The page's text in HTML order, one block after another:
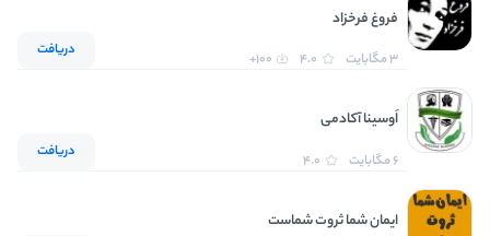
فروغ فرخزاد
3 مگابایت 4.0
100+ دریافت
اَوسینا آکادمی
6 مگابایت 4.0 دریافت
ايمان شما ثروت شماست